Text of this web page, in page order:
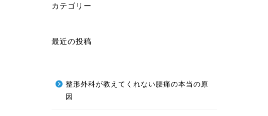
カテゴリー
最近の投稿
整形外科が教えてくれない腰痛の本当の原
因